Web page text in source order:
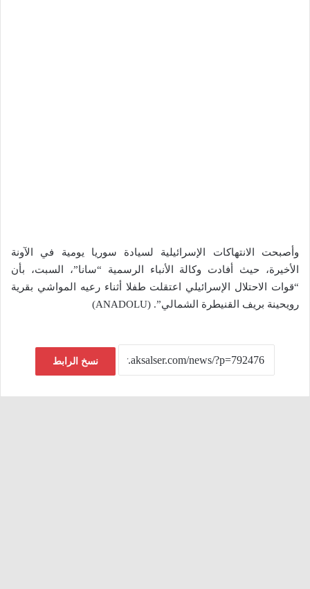
وأصبحت الانتهاكات الإسرائيلية لسيادة سوريا يومية في الآونة
الأخيرة، حيث أفادت وكالة الأنباء الرسمية “سانا”، السبت، بأن
“قوات الاحتلال الإسرائيلي اعتقلت طفلا أثناء رعيه المواشي بقرية
رويحينة بريف القنيطرة الشمالي”. (ANADOLU)
نسخ الرابط